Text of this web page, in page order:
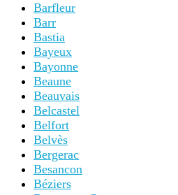
Barfleur
Barr
Bastia
Bayeux
Bayonne
Beaune
Beauvais
Belcastel
Belfort
Belvès
Bergerac
Besancon
Béziers